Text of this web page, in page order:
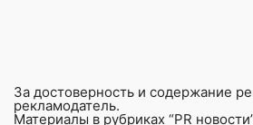
За достоверность и содержание
рекламодатель.
Материалы в рубриках “PR